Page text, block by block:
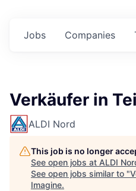
Jobs Companies
Verkäufer in
ALDI Nord
This job is no longer
See open jobs at ALDI
See open jobs similar to "
Imagine.